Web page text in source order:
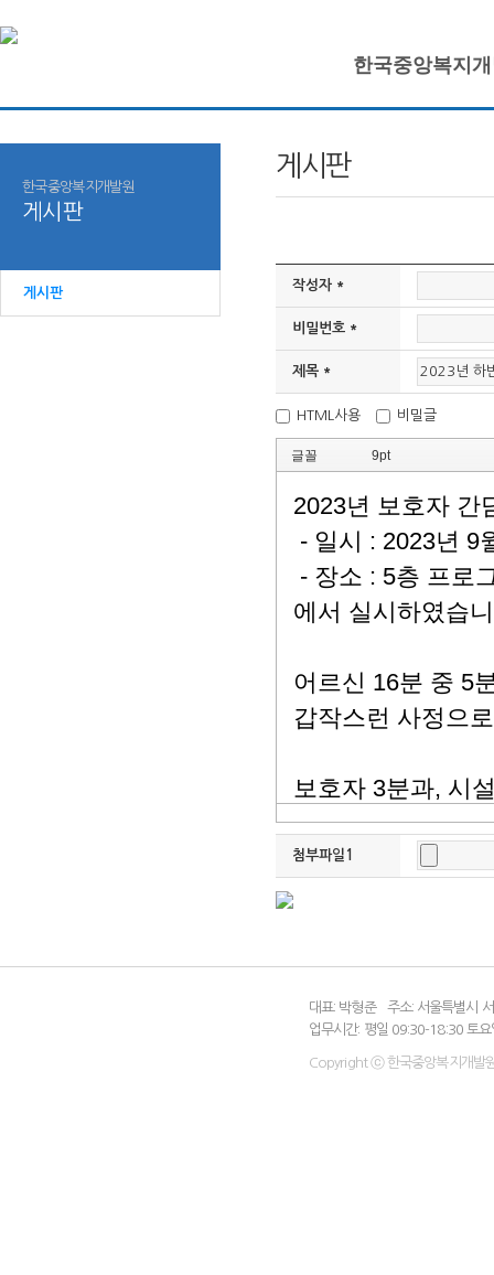
한국중앙복지
한국중앙복지개발원
게시판
게시판
게시판
작성자 *
비밀번호 *
제목 *
HTML사용 비밀글
첨부파일1
대표: 박형준
주소: 서울특별시
업무시간: 평일 09:30-18:30 토요
Copyright ⓒ 한국중앙복지개발